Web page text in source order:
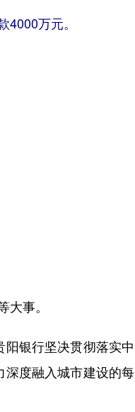
万元。
事。
银行坚决贯彻落实中
深度融入城市建设的每